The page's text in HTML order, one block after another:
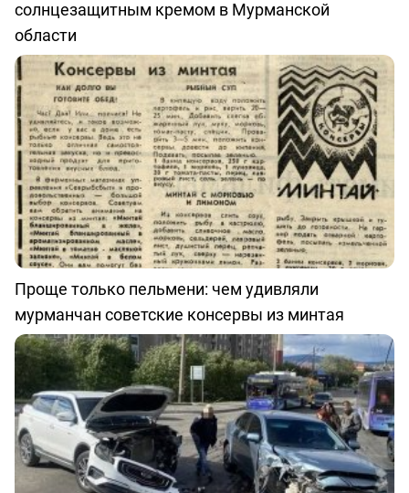
солнцезащитным кремом в Мурманской
области
Проще только пельмени: чем удивляли
мурманчан советские консервы из минтая